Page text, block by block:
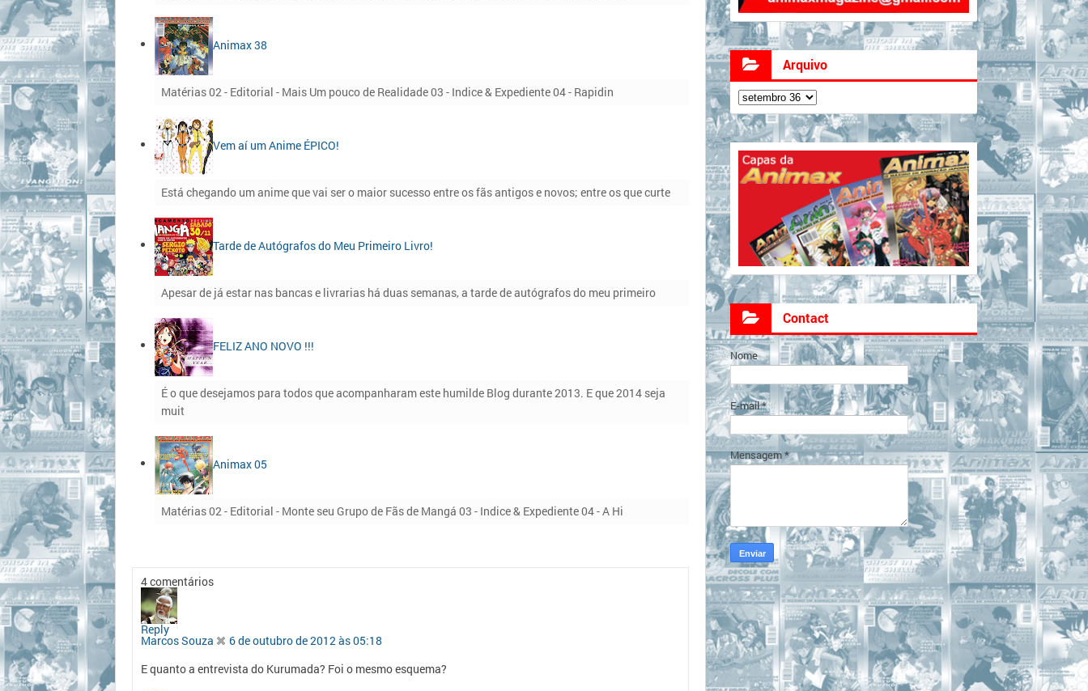
Animax 38
Matérias 02 - Editorial - Mais Um pouco de Realidade 03 - Indice & Expediente 04 - Rapidin
Vem aí um Anime ÉPICO!
Está chegando um anime que vai ser o maior sucesso entre os fãs antigos e novos; entre os que curte
Tarde de Autógrafos do Meu Primeiro Livro!
Apesar de já estar nas bancas e livrarias há duas semanas, a tarde de autógrafos do meu primeiro
FELIZ ANO NOVO !!!
É o que desejamos para todos que acompanharam este humilde Blog durante 2013. E que 2014 seja
muit
Animax 05
Matérias 02 - Editorial - Monte seu Grupo de Fãs de Mangá 03 - Indice & Expediente 04 - A Hi
4 comentários
Reply
Marcos Souza
6 de outubro de 2012 às 05:18
E quanto a entrevista do Kurumada? Foi o mesmo esquema?
Arquivo
Contact
Nome
E-mail*
Mensagem*